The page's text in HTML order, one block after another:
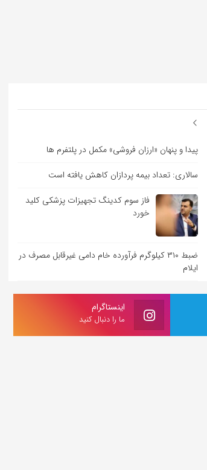
پیدا و پنهان «ارزان فروشی» مکمل در پلتفرم ها
سالاری: تعداد بیمه پردازان کاهش یافته است
فاز سوم کدینگ تجهیزات پزشکی کلید
خورد
ضبط ۳۱۰ کیلوگرم فرآورده خام دامی غیرقابل مصرف در
ایلام
اینستاگرام
ما را دنبال کنید